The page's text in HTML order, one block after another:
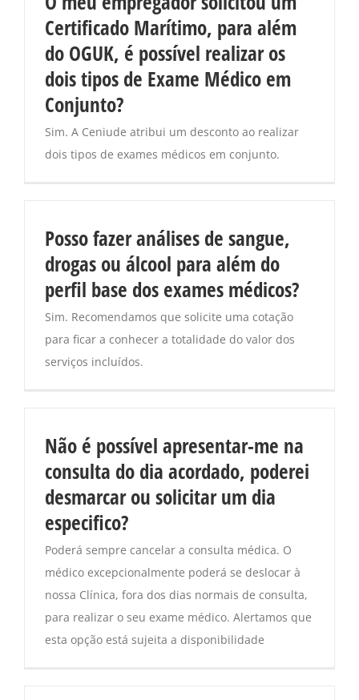
Certificado Marítimo, para além
do OGUK, é possível realizar os
dois tipos de Exame Médico em
Conjunto?
Sim. A Ceniude atribui um desconto ao realizar
dois tipos de exames médicos em conjunto.
Posso fazer análises de sangue,
drogas ou álcool para além do
perfil base dos exames médicos?
Sim. Recomendamos que solicite uma cotação
para ficar a conhecer a totalidade do valor dos
serviços incluídos.
Não é possível apresentar-me na
consulta do dia acordado, poderei
desmarcar ou solicitar um dia
especifico?
Poderá sempre cancelar a consulta médica. O
médico excepcionalmente poderá se deslocar à
nossa Clínica, fora dos dias normais de consulta,
para realizar o seu exame médico. Alertamos que
esta opção está sujeita a disponibilidade